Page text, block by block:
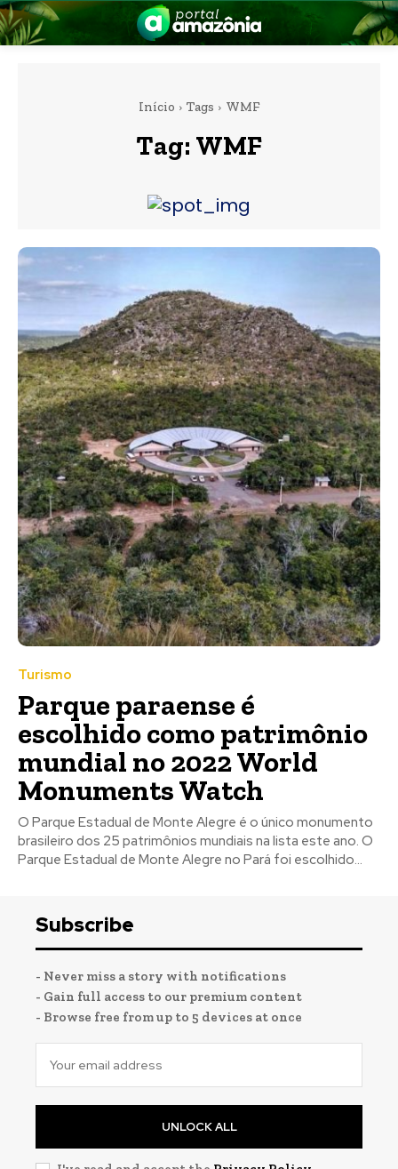
Amazônia
Início Tags WMF
Tag: WMF
Turismo
Parque paraense é
escolhido como patrimônio
mundial no 2022 World
Monuments Watch
O Parque Estadual de Monte Alegre é o único monumento
brasileiro dos 25 patrimônios mundiais na lista este ano. O
Parque Estadual de Monte Alegre no Pará foi escolhido...
Subscribe
- Never miss a story with notifications
- Gain full access to our premium content
- Browse free from up to 5 devices at once
UNLOCK ALL